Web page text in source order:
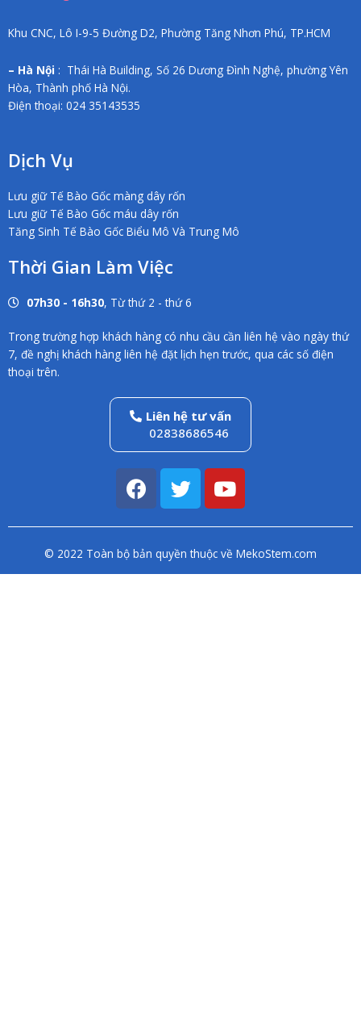
Khu CNC, Lô I-9-5 Đường D2, Phường Tăng Nhơn Phú, TP.HCM
– Hà Nội : Thái Hà Building, Số 26 Dương Đình Nghệ, phường Yên
Hòa, Thành phố Hà Nội.
Điện thoại: 024 35143535
Dịch Vụ
Lưu giữ Tế Bào Gốc màng dây rốn
Lưu giữ Tế Bào Gốc máu dây rốn
Tăng Sinh Tế Bào Gốc Biểu Mô Và Trung Mô
Thời Gian Làm Việc
07h30 - 16h30, Từ thứ 2 - thứ 6
Trong trường hợp khách hàng có nhu cầu cần liên hệ vào ngày thứ
7, đề nghị khách hàng liên hệ đặt lịch hẹn trước, qua các số điện
thoại trên.
Liên hệ tư vấn
02838686546
F
a
b
o
T
w
t
e
Y
o
u
b
© 2022 Toàn bộ bản quyền thuộc về MekoStem.com